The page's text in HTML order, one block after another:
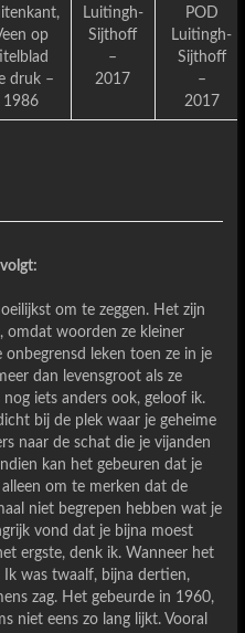
op
druk –
1986
Luitingh-
Sijthoff
–
2017
POD
Luitingh-
Sijthoff
–
2017
om te zeggen. Het zijn
omdat woorden ze kleiner
leken toen ze in je
dan levensgroot als ze
iets anders ook, geloof ik.
bij de plek waar je geheime
naar de schat die je vijanden
kan het gebeuren dat je
om te merken dat de
niet begrepen hebben wat je
vond dat je bijna moest
ergste, denk ik. Wanneer het
was twaalf, bijna dertien,
zag. Het gebeurde in 1960,
niet eens zo lang lijkt. Vooral